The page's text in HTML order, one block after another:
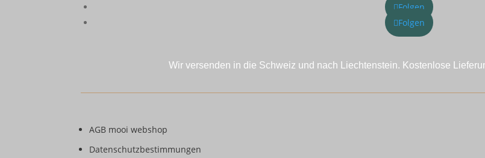
Folgen
Folgen
Wir versenden in die Schweiz und nach Liechtenstein. Kostenlose
AGB mooi webshop
Datenschutzbestimmungen